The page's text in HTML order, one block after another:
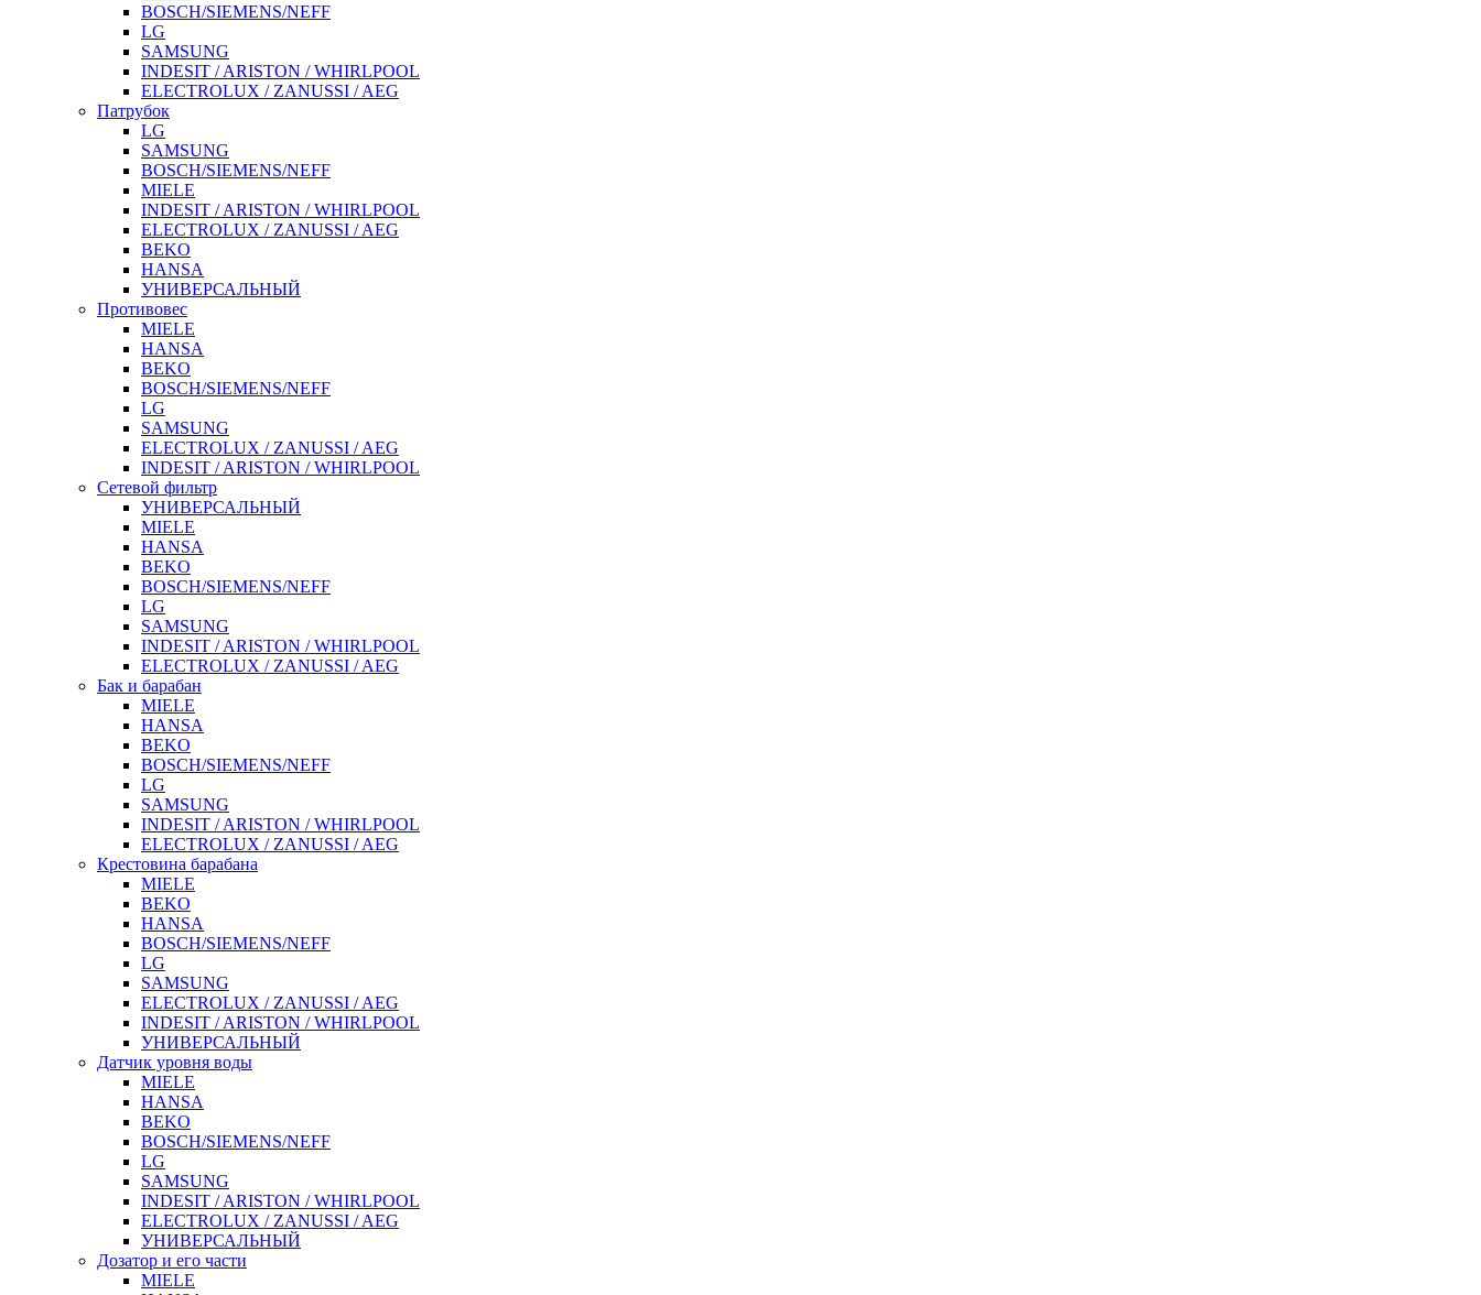
BOSCH/SIEMENS/NEFF
LG
SAMSUNG
INDESIT / ARISTON / WHIRLPOOL
ELECTROLUX / ZANUSSI / AEG
Патрубок
LG
SAMSUNG
BOSCH/SIEMENS/NEFF
MIELE
INDESIT / ARISTON / WHIRLPOOL
ELECTROLUX / ZANUSSI / AEG
BEKO
HANSA
УНИВЕРСАЛЬНЫЙ
Противовес
MIELE
HANSA
BEKO
BOSCH/SIEMENS/NEFF
LG
SAMSUNG
ELECTROLUX / ZANUSSI / AEG
INDESIT / ARISTON / WHIRLPOOL
Сетевой фильтр
УНИВЕРСАЛЬНЫЙ
MIELE
HANSA
BEKO
BOSCH/SIEMENS/NEFF
LG
SAMSUNG
INDESIT / ARISTON / WHIRLPOOL
ELECTROLUX / ZANUSSI / AEG
Бак и барабан
MIELE
HANSA
BEKO
BOSCH/SIEMENS/NEFF
LG
SAMSUNG
INDESIT / ARISTON / WHIRLPOOL
ELECTROLUX / ZANUSSI / AEG
Крестовина барабана
MIELE
BEKO
HANSA
BOSCH/SIEMENS/NEFF
LG
SAMSUNG
ELECTROLUX / ZANUSSI / AEG
INDESIT / ARISTON / WHIRLPOOL
УНИВЕРСАЛЬНЫЙ
Датчик уровня воды
MIELE
HANSA
BEKO
BOSCH/SIEMENS/NEFF
LG
SAMSUNG
INDESIT / ARISTON / WHIRLPOOL
ELECTROLUX / ZANUSSI / AEG
УНИВЕРСАЛЬНЫЙ
Дозатор и его части
MIELE